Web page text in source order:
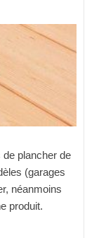
de plancher de
(garages
néanmoins
produit.